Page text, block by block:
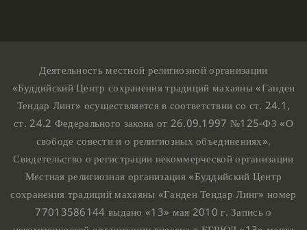
Деятельность местной религиозной организации
«Буддийский Центр сохранения традиций махаяны «Ганден
Тендар Линг» осуществляется в соответствии со ст. 24.1,
ст. 24.2 Федерального закона от 26.09.1997 №125-ФЗ «О
свободе совести и о религиозных объединениях».
Свидетельство о регистрации некоммерческой организации
Местная религиозная организация «Буддийский Центр
сохранения традиций махаяны «Ганден Тендар Линг» номер
77013586144 выдано «13» мая 2010 г. Запись о